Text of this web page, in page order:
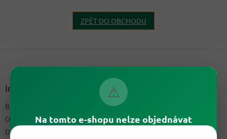
⚠
Na tomto e-shopu nelze objednávat
ZPĚT DO OBCHODU
Informace pro vás
Blog a recepty
O nás
Doprava & platby